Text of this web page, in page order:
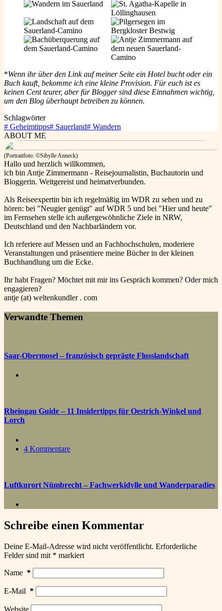
*Wenn ihr über den Link auf meiner Seite ein Hotel bucht oder ein
Buch kauft, bekomme ich eine kleine Provision. Für euch ist es
keinen Cent teurer, aber für Blogger sind diese Einnahmen wichtig,
um den Blog überhaupt betreiben zu können.
Schlagwörter
# Geheimtipps# Sauerland# Wandern
ABOUT ME
(Portraitfoto: ©Sibylle Anneck)
Hallo und herzlich willkommen,
ich bin Antje Zimmermann - Reisejournalistin, Buchautorin und
Bloggerin. Weitgereist und heimatverbunden.
Als Reiseexpertin bin ich regelmäßig im WDR zu sehen und zu
hören: bei "Neugier genügt" auf WDR 5 und bei "Hier und heute"
im Fernsehen stelle ich außergewöhnliche Ziele in NRW,
Deutschland und den Nachbarländern vor.
Ich referiere auf Messen und an Fachhochschulen, moderiere
Veranstaltungen und präsentiere meine Bücher in der kleinen
Buchhandlung um die Ecke.
Ihr habt Fragen? Möchtet mit mir ins Gespräch kommen? Oder mich
engagieren?
antje (at) weltenkundler . com
Verwandte Themen
Saar-Obermosel – französisch geprägte Flusslandschaft
Rheingau Guide – 11 Insidertipps für Oestrich-Winkel und
Lorch
4 Kommentare
Luftkurort Nümbrecht – Fachwerkidylle und Wanderparadies
Schreibe einen Kommentar
Deine E-Mail-Adresse wird nicht veröffentlicht. Erforderliche
Felder sind mit * markiert
Name *
E-Mail *
Website